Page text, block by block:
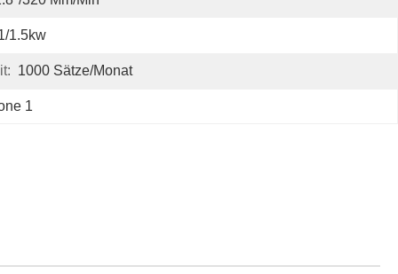
1.5kw
1000 Sätze/Monat
1